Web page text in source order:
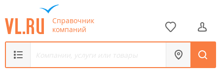
Справочник
компаний